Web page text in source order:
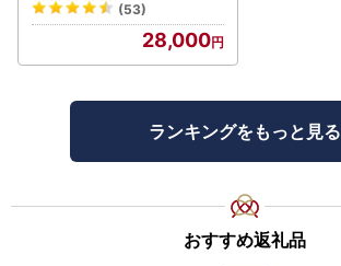
(53)
28,000
ランキングをもっと見る
おすすめ返礼品